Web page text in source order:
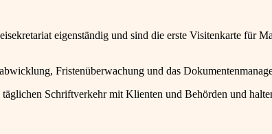
eigenständig und sind die erste Visitenkarte für
Fristenüberwachung und das
täglichen Schriftverkehr mit Klienten und Behörden und